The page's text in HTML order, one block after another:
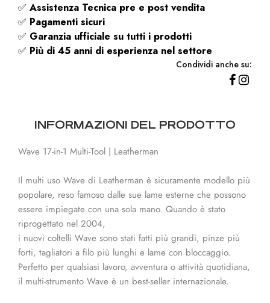
✅ Assistenza Tecnica pre e post vendita
✅ Pagamenti sicuri
✅ Garanzia ufficiale su tutti i prodotti
✅ Più di 45 anni di esperienza nel settore
Condividi anche su:
INFORMAZIONI DEL PRODOTTO
Wave 17-in-1 Multi-Tool | Leatherman
Il multi uso Wave di Leatherman è sicuramente modello più
popolare, reso famoso dalle sue lame esterne che possono
essere impiegate con una sola mano. Quando è stato
riprogettato nel 2004,
i nuovi coltelli Wave sono stati fatti più grandi, pinze più
forti, tagliatori a filo più lunghi e lame con bloccaggio.
Perfetto per qualsiasi lavoro, avventura o attività quotidiana,
il multi-strumento Wave è un best-seller internazionale.